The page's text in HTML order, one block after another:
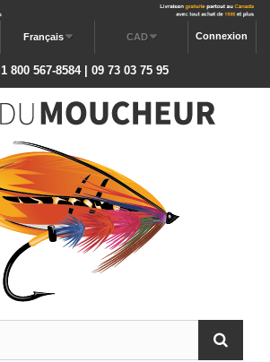
Connexion
CAD
Français
1 800 567-8584 | 09 73 03 75 95